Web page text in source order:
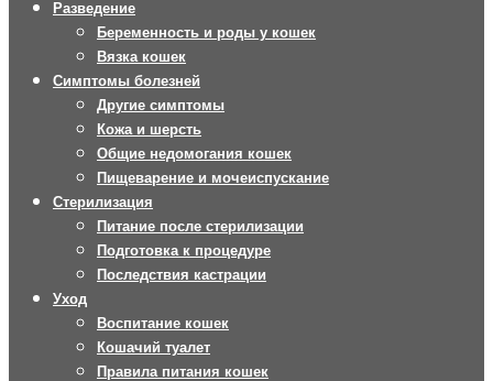
Разведение
Беременность и роды у кошек
Вязка кошек
Симптомы болезней
Другие симптомы
Кожа и шерсть
Общие недомогания кошек
Пищеварение и мочеиспускание
Стерилизация
Питание после стерилизации
Подготовка к процедуре
Последствия кастрации
Уход
Воспитание кошек
Кошачий туалет
Правила питания кошек